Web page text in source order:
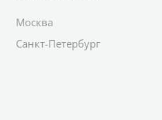
Москва
Санкт-Петербург